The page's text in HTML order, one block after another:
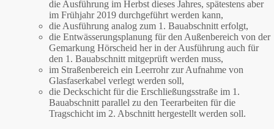
die Ausführung im Herbst dieses Jahres, spätestens aber
im Frühjahr 2019 durchgeführt werden kann,
die Ausführung analog zum 1. Bauabschnitt erfolgt,
die Entwässerungsplanung für den Außenbereich von der
Gemarkung Hörscheid her in der Ausführung auch für
den 1. Bauabschnitt mitgeprüft werden muss,
im Straßenbereich ein Leerrohr zur Aufnahme von
Glasfaserkabel verlegt werden soll,
die Deckschicht für die Erschließungsstraße im 1.
Bauabschnitt parallel zu den Teerarbeiten für die
Tragschicht im 2. Abschnitt hergestellt werden soll.